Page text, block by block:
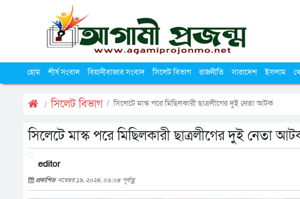
হোম শীর্ষ সংবাদ বিয়ানীবাজার সংবাদ সিলেট বিভাগ রাজনীতি সারাদেশ ইসলাম
সিলেট বিভাগ সিলেটে মাস্ক পরে মিছিলকারী ছাত্রলীগের দুই নেতা আটক
সিলেটে মাস্ক পরে মিছিলকারী ছাত্রলীগের দুই নেতা
editor
প্রকাশিত নভেম্বর ১৯, ২০২৪, ০৬:০৪ পূর্বাহ্ণ